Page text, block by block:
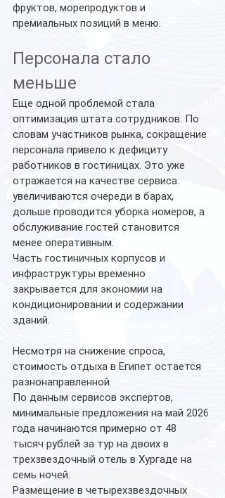
фруктов, морепродуктов и
премиальных позиций в меню.
Персонала стало
меньше
Еще одной проблемой стала
оптимизация штата сотрудников. По
словам участников рынка, сокращение
персонала привело к дефициту
работников в гостиницах. Это уже
отражается на качестве сервиса:
увеличиваются очереди в барах,
дольше проводится уборка номеров, а
обслуживание гостей становится
менее оперативным.
Часть гостиничных корпусов и
инфраструктуры временно
закрывается для экономии на
кондиционировании и содержании
зданий.
Несмотря на снижение спроса,
стоимость отдыха в Египет остается
разнонаправленной.
По данным сервисов экспертов,
минимальные предложения на май 2026
года начинаются примерно от 48
тысяч рублей за тур на двоих в
трехзвездочный отель в Хургаде на
семь ночей.
Размещение в четырехзвездочных